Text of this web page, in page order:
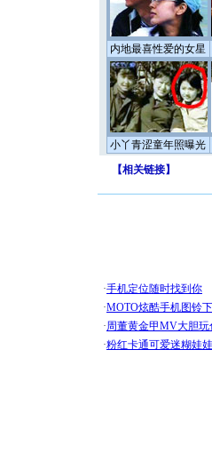
内地最喜性爱的女星
小丫青涩童年照曝光
【相关链接】